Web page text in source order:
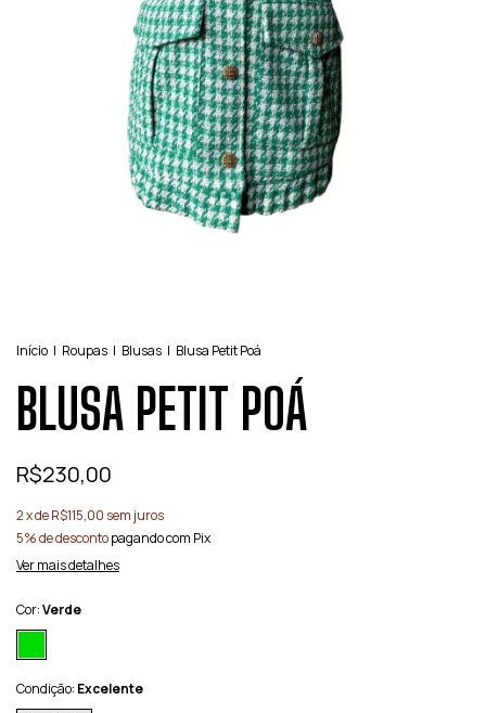
Início | Roupas | Blusas | Blusa Petit Poá
BLUSA PETIT POÁ
R$230,00
2x deR$115,00 sem juros
5% de descontopagando com Pix
Ver mais detalhes
Cor:Verde
Condição: Excelente